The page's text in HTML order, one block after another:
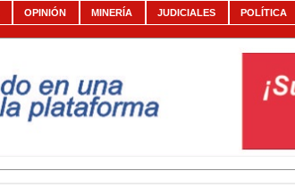
OPINIÓN MINERÍA JUDICIALES POLÍTICA